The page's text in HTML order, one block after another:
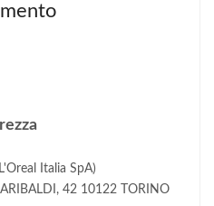
Italia SpA)
42 10122 TORINO